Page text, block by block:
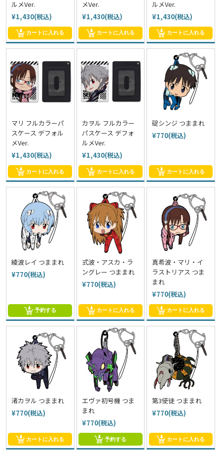
ルメVer.
¥1,430(税込)
カートに入れる
メVer.
¥1,430(税込)
カートに入れる
ルメVer.
¥1,430(税込)
カートに入れる
マリ フルカラーパ
スケース デフォル
メVer.
¥1,430(税込)
カートに入れる
カヲル フルカラー
パスケース デフォ
ルメVer.
¥1,430(税込)
カートに入れる
碇シンジ つままれ
¥770(税込)
カートに入れる
綾波レイ つままれ
¥770(税込)
予約する
式波・アスカ・ラ
ングレー つままれ
¥770(税込)
カートに入れる
真希波・マリ・イ
ラストリアス つま
まれ
¥770(税込)
カートに入れる
渚カヲル つままれ
¥770(税込)
カートに入れる
エヴァ初号機 つま
まれ
¥770(税込)
予約する
第3使徒 つままれ
¥770(税込)
カートに入れる